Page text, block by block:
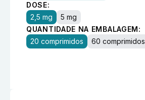
DOSE:
2,5 mg
5 mg
QUANTIDADE NA EMBALAGEM:
20 comprimidos
60 comprimidos